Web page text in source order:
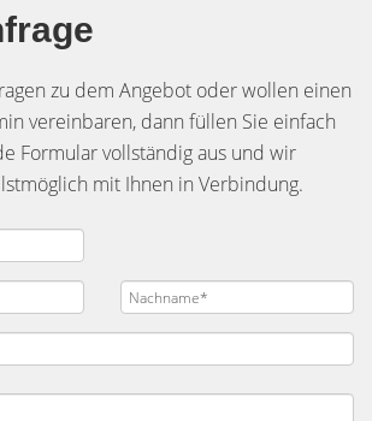
zu dem Angebot oder wollen einen
vereinbaren, dann füllen Sie einfach
Formular vollständig aus und wir
mit Ihnen in Verbindung.